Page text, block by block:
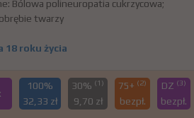
Bólowa polineuropatia cukrzycowa;
twarzy
18 roku życia
100%
32,33 zł
30% (1)
9,70 zł
75+ (2)
bezpł.
DZ (3)
bezpł.